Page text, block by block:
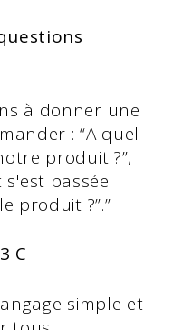
à donner une
: “A quel
produit ?”,
s'est passée
produit ?”.”
C
simple et